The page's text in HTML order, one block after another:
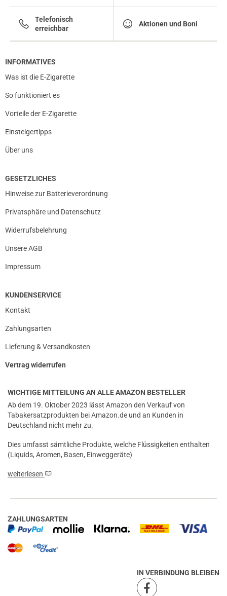
Telefonisch
erreichbar
Aktionen und Boni
INFORMATIVES
Was ist die E-Zigarette
So funktioniert es
Vorteile der E-Zigarette
Einsteigertipps
Über uns
GESETZLICHES
Hinweise zur Batterieverordnung
Privatsphäre und Datenschutz
Widerrufsbelehrung
Unsere AGB
Impressum
KUNDENSERVICE
Kontakt
Zahlungsarten
Lieferung & Versandkosten
Vertrag widerrufen
WICHTIGE MITTEILUNG AN ALLE AMAZON BESTELLER
Ab dem 19. Oktober 2023 lässt Amazon den Verkauf von
Tabakersatzprodukten bei Amazon.de und an Kunden in
Deutschland nicht mehr zu.
Dies umfasst sämtliche Produkte, welche Flüssigkeiten enthalten
(Liquids, Aromen, Basen, Einweggeräte)
weiterlesen
ZAHLUNGSARTEN
IN VERBINDUNG BLEIBEN